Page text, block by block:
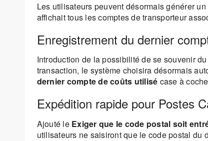
Les utilisateurs peuvent désormais générer
affichait tous les comptes de transporteur
Enregistrement du dernier
Introduction de la possibilité de se souvenir
transaction, le système choisira désormais
dernier compte de coûts utilisé case à
Expédition rapide pour Postes
Ajouté le Exiger que le code postal soit
utilisateurs ne saisiront que le code postal du